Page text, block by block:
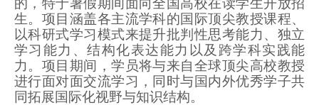
生。项目涵盖各主流学科的国际顶尖教授课程、
以科研式学习模式来提升批判性思考能力、独立
学习能力、结构化表达能力以及跨学科实践能
力。项目期间，学员将与来自全球顶尖高校教授
进行面对面交流学习，同时与国内外优秀学子共
同拓展国际化视野与知识结构。